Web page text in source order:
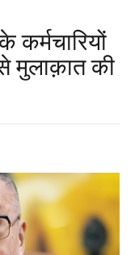
कर्मचारियों
मुलाक़ात की